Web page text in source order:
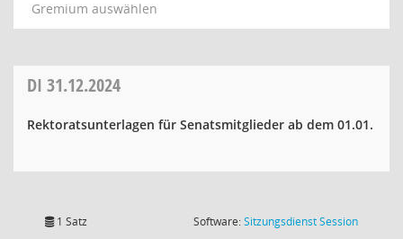
Gremium auswählen
DI 31.12.2024
Rektoratsunterlagen für Senatsmitglieder ab dem 01.01.
1 Satz Software:SitzungsdienstSession(Wird in